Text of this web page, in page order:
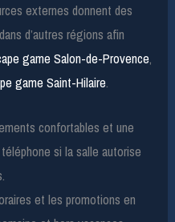
externes donnent des
d’autres régions afin
game Salon-de-Provence,
game Saint-Hilaire.
confortables et une
si la salle autorise
et les promotions en